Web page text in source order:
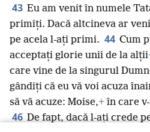
43 Eu am venit în numele
primiți. Dacă altcineva ar
pe acela l-ați primi. 44 Cum
acceptați glorie unii de la alții
care vine de la singurul
gândiți că eu vă voi acuza
să vă acuze: Moise,+în care
46 De fapt, dacă l-ați crede